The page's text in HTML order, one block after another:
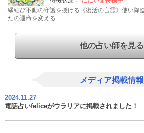
縁結び不動の守護を授ける《復活の言霊》使い降
たの運命を変える
他の占い師を見る
メディア掲載情報
2024.11.27
電話占いfeliceがウラリアに掲載されました！